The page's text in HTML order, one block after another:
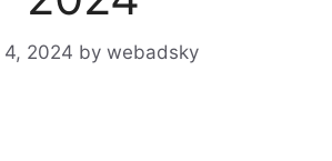
4, 2024 by webadsky